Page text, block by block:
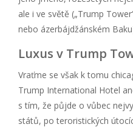
ale i ve světě („Trump
nebo ázerbájdžánském
Luxus v Trump
Vraťme se však k tomu
Trump International Hotel
s tím, že půjde o vůbec
států, po teroristických